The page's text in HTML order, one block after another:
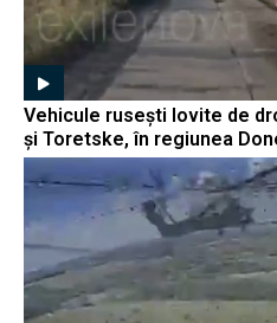
Vehicule rusești lovite de
și Toretske, în regiunea